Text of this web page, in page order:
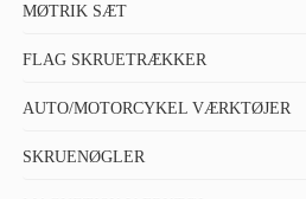
MØTRIK SÆT
FLAG SKRUETRÆKKER
AUTO/MOTORCYKEL VÆRKTØJER
SKRUENØGLER